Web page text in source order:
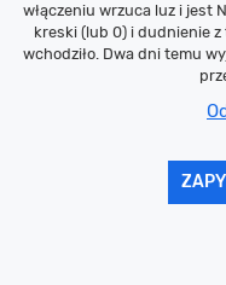
włączeniu wrzuca luz i jest
kreski (lub 0) i dudnienie z
wchodziło. Dwa dni temu